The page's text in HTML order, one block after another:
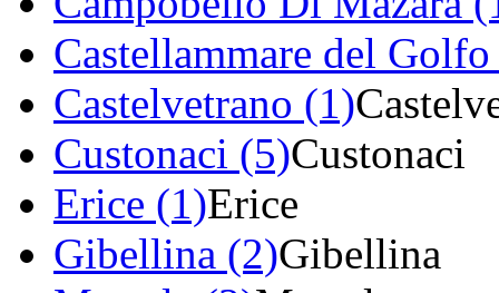
Castellammare del
Castelvetrano (1)
Custonaci (5)Custonaci
Erice (1)Erice
Gibellina (2)Gibellina